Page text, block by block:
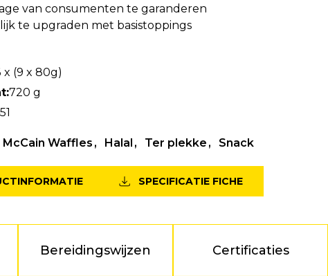
van consumenten te garanderen
te upgraden met basistoppings
x (9 x 80g)
720 g
McCain Waffles Halal Ter plekke Snack
SPECIFICATIE FICHE
Bereidingswijzen Certificaties